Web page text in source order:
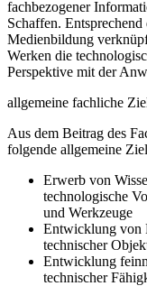
fachbezogener
Schaffen.
Medienbildung
Werken die
Perspektive mit der
allgemeine fachliche
Aus dem Beitrag des
folgende allgemeine
Erwerb von
technologische
und Werkzeuge
Entwicklung von
technischer
Entwicklung
technischer